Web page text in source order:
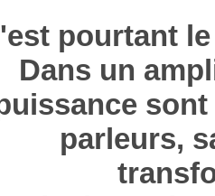
pourtant
Dans un
parleurs,